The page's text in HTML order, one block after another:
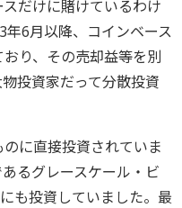
だけに賭けているわけ
6月以降、コインベース
り、その売却益等を別
投資家だって分散投資
に直接投資されていま
るグレースケール・ビ
も投資していました。最